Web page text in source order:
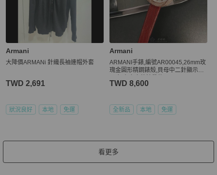
Armani
大降價ARMANi 針織長袖連帽外套
TWD 2,691
狀況良好 本地 免運
Armani
ARMANI手錶,編號AR00045,26mm玫
瑰金圓形精鋼錶殼,貝母中二針顯示錶
TWD 8,600
全新品 本地 免運
看更多